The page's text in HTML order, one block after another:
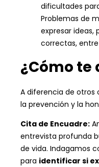
dificultades
Problemas de
expresar ideas,
correctas,
¿Cómo te
A diferencia de otros
la prevención y la
Cita de Encuadre:
entrevista profunda
de vida. Indagamos
para identificar si